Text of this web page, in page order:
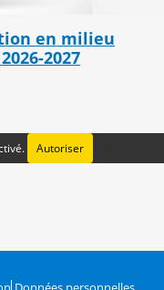
en milieu
2027
Autoriser